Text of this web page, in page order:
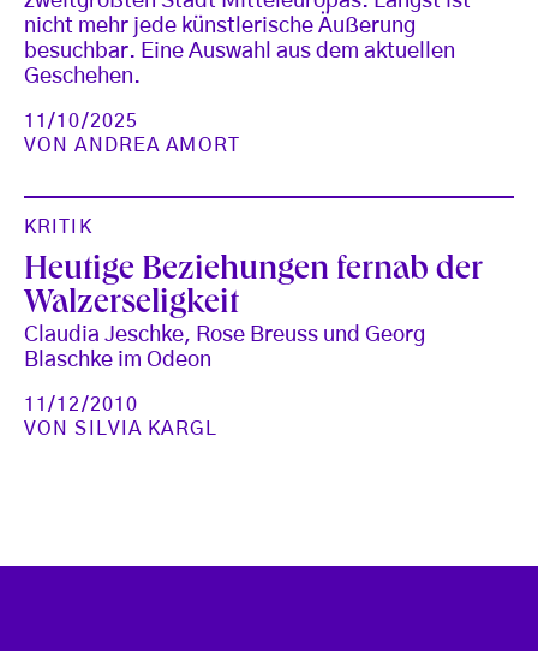
nicht mehr jede künstlerische Äußerung
besuchbar. Eine Auswahl aus dem aktuellen
Geschehen.
11/10/2025
VONANDREA AMORT
KRITIK
Heutige Beziehungen fernab der
Walzerseligkeit
Claudia Jeschke, Rose Breuss und Georg
Blaschke im Odeon
11/12/2010
VONSILVIA KARGL